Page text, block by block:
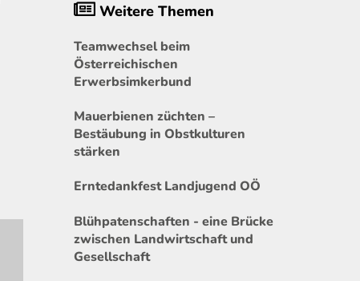
Weitere Themen
Teamwechsel beim
Österreichischen
Erwerbsimkerbund
Mauerbienen züchten –
Bestäubung in Obstkulturen
stärken
Erntedankfest Landjugend OÖ
Blühpatenschaften - eine Brücke
zwischen Landwirtschaft und
Gesellschaft